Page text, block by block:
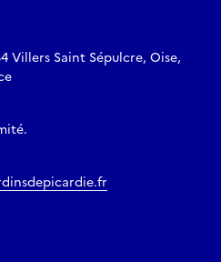
Villers Saint Sépulcre, Oise,